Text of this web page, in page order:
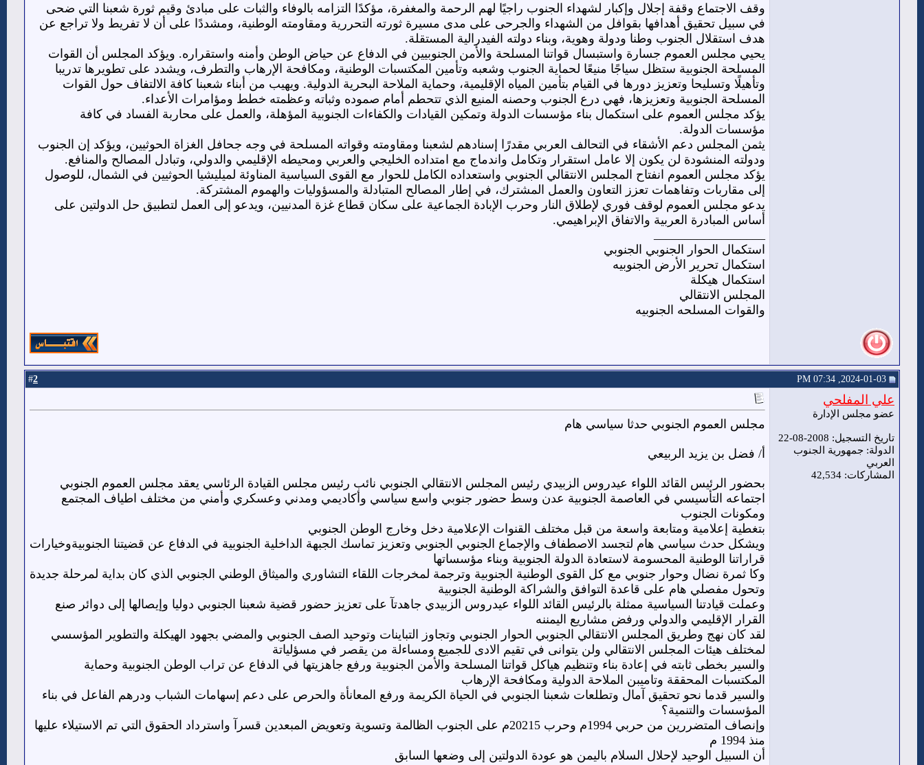
وقف الاجتماع وقفة إجلال وإكبار لشهداء الجنوب راجيًا لهم الرحمة والمغفرة، مؤكدًا التزامه بالوفاء والثبات على مبادئ وقيم ثورة شعبنا التي ضحى
في سبيل تحقيق أهدافها بقوافل من الشهداء والجرحى على مدى مسيرة ثورته التحررية ومقاومته الوطنية، ومشددًا على أن لا تفريط ولا تراجع عن
هدف استقلال الجنوب وطنا ودولة وهوية، وبناء دولته الفيدرالية المستقلة.
⁠يحيي مجلس العموم جسارة واستبسال قواتنا المسلحة والأمن الجنوبيين في الدفاع عن حياض الوطن وأمنه واستقراره. ويؤكد المجلس أن القوات
المسلحة الجنوبية ستظل سياجًا منيعًا لحماية الجنوب وشعبه وتأمين المكتسبات الوطنية، ومكافحة الإرهاب والتطرف، ويشدد على تطويرها تدريبا
وتأهيلًا وتسليحا وتعزيز دورها في القيام بتأمين المياه الإقليمية، وحماية الملاحة البحرية الدولية. ويهيب من أبناء شعبنا كافة الالتفاف حول القوات
المسلحة الجنوبية وتعزيزها، فهي درع الجنوب وحصنه المنيع الذي تتحطم أمام صموده وثباته وعظمته خطط ومؤامرات الأعداء.
يؤكد مجلس العموم على استكمال بناء مؤسسات الدولة وتمكين القيادات والكفاءات الجنوبية المؤهلة، والعمل على محاربة الفساد في كافة
مؤسسات الدولة.
يثمن المجلس دعم الأشقاء في التحالف العربي مقدرًا إسنادهم لشعبنا ومقاومته وقواته المسلحة في وجه جحافل الغزاة الحوثيين، ويؤكد إن الجنوب
ودولته المنشودة لن يكون إلا عامل استقرار وتكامل واندماج مع امتداده الخليجي والعربي ومحيطه الإقليمي والدولي، وتبادل المصالح والمنافع.
يؤكد مجلس العموم انفتاح المجلس الانتقالي الجنوبي واستعداده الكامل للحوار مع القوى السياسية المناوئة لميليشيا الحوثيين في الشمال، للوصول
إلى مقاربات وتفاهمات تعزز التعاون والعمل المشترك، في إطار المصالح المتبادلة والمسؤوليات والهموم المشتركة.
يدعو مجلس العموم لوقف فوري لإطلاق النار وحرب الإبادة الجماعية على سكان قطاع غزة المدنيين، ويدعو إلى العمل لتطبيق حل الدولتين على
أساس المبادرة العربية والاتفاق الإبراهيمي.
استكمال الحوار الجنوبي الجنوبي
استكمال تحرير الأرض الجنوبيه
استكمال هيكلة
المجلس الانتقالي
والقوات المسلحه الجنوبيه
2
علي المفلحي
عضو مجلس الإدارة
تاريخ التسجيل: 2008-08-22
الدولة: جمهورية الجنوب
العربي
المشاركات: 42,534
مجلس العموم الجنوبي حدثا سياسي هام
أ/ فضل بن يزيد الربيعي
بحضور الرئيس القائد اللواء عيدروس الزبيدي رئيس المجلس الانتقالي الجنوبي نائب رئيس مجلس القيادة الرئاسي يعقد مجلس العموم الجنوبي
اجتماعه التأسيسي في العاصمة الجنوبية عدن وسط حضور جنوبي واسع سياسي وأكاديمي ومدني وعسكري وأمني من مختلف اطياف المجتمع
ومكونات الجنوب
بتغطية إعلامية ومتابعة واسعة من قبل مختلف القنوات الإعلامية دخل وخارج الوطن الجنوبي
ويشكل حدث سياسي هام لتجسد الاصطفاف والإجماع الجنوبي الجنوبي وتعزيز تماسك الجبهة الداخلية الجنوبية في الدفاع عن قضيتنا الجنوبيةوخيارات
قراراتنا الوطنية المحسومة لاستعادة الدولة الجنوبية وبناء مؤسساتها
وكا ثمرة نضال وحوار جنوبي مع كل القوى الوطنية الجنوبية وترجمة لمخرجات اللقاء التشاوري والميثاق الوطني الجنوبي الذي كان بداية لمرحلة جديدة
وتحول مفصلي هام على قاعدة التوافق والشراكة الوطنية الجنوبية
وعملت قيادتنا السياسية ممثلة بالرئيس القائد اللواء عيدروس الزبيدي جاهدتآ على تعزيز حضور قضية شعبنا الجنوبي دوليا وإيصالها إلى دوائر صنع
القرار الإقليمي والدولي ورفض مشاريع اليمننه
لقد كان نهج وطريق المجلس الانتقالي الجنوبي الحوار الجنوبي وتجاوز التباينات وتوحيد الصف الجنوبي والمضي بجهود الهيكلة والتطوير المؤسسي
لمختلف هيئات المجلس الانتقالي ولن يتوانى في تقيم الادى للجميع ومساءلة من يقصر في مسؤلياتة
والسير بخطى ثابته في إعادة بناء وتنظيم هياكل قواتنا المسلحة والأمن الجنوبية ورفع جاهزيتها في الدفاع عن تراب الوطن الجنوبية وحماية
المكتسبات المحققة وتاميبن الملاحة الدولية ومكافحة الإرهاب
والسير قدما نحو تحقيق آمال وتطلعات شعبنا الجنوبي في الحياة الكريمة ورفع المعانأة والحرص على دعم إسهامات الشباب ودرهم الفاعل في بناء
المؤسسات والتنمية؟
وإنصاف المتضررين من حربي 1994م وحرب 20215م على الجنوب الظالمة وتسوية وتعويض المبعدين قسرآ واسترداد الحقوق التي تم الاستيلاء عليها
منذ 1994 م
أن السبيل الوحيد لإحلال السلام باليمن هو عودة الدولتين إلى وضعها السابق